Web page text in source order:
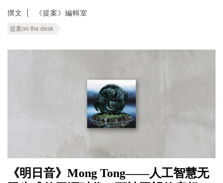
撰文 《提案》編輯室
提案on the desk
《明日音》Mong Tong——人工智慧无